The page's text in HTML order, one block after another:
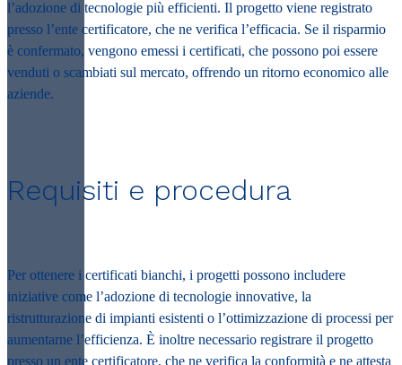
l’adozione di tecnologie più efficienti. Il progetto viene registrato
presso l’ente certificatore, che ne verifica l’efficacia. Se il risparmio
è confermato, vengono emessi i certificati, che possono poi essere
venduti o scambiati sul mercato, offrendo un ritorno economico alle
aziende.
Requisiti e procedura
Per ottenere i certificati bianchi, i progetti possono includere
iniziative come l’adozione di tecnologie innovative, la
ristrutturazione di impianti esistenti o l’ottimizzazione di processi per
aumentarne l’efficienza. È inoltre necessario registrare il progetto
presso un ente certificatore, che ne verifica la conformità e ne attesta